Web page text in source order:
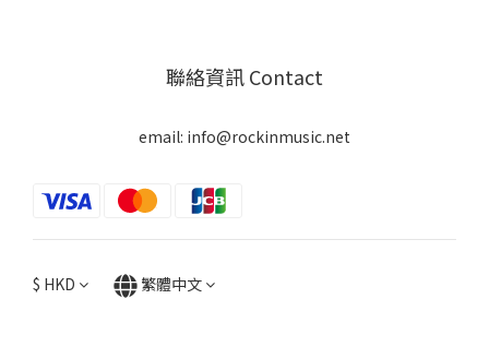
聯絡資訊 Contact
email: info@rockinmusic.net
$ HKD 繁體中文